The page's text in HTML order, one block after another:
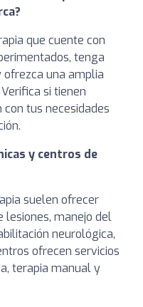
que cuente con
tenga
ofrezca una amplia
si tienen
tus necesidades
y centros de
suelen ofrecer
lesiones, manejo del
neurológica,
ofrecen servicios
terapia manual y